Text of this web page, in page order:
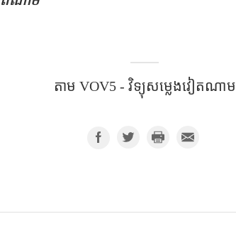
តាម VOV5 - វិទ្យុសម្លេងវៀតណាម